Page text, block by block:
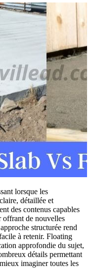
lorsque les
détaillée et
des contenus capables
offrant de nouvelles
structurée rend
à retenir. Floating
approfondie du sujet,
détails permettant
imaginer toutes les